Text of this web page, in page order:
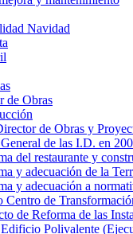
Navidad
de Obras
de Obras y
de las I.D. en
del restaurante y
y adecuación de la
y adecuación a
Centro de
de Reforma de las
Edificio Polivalente